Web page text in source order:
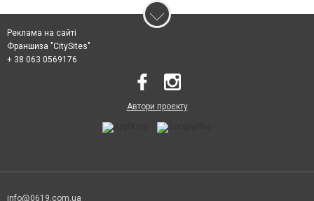
Реклама на сайті
Франшиза "CitySites"
+ 38 063 0569176
Автори проєкту
info@0619.com.ua